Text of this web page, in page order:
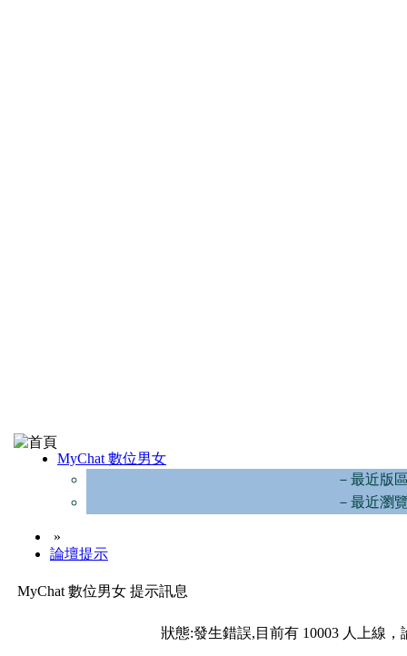
MyChat 數位男女
－最近版
－最近瀏
»
論壇提示
MyChat 數位男女 提示訊息
狀態:發生錯誤,目前有 10003 人上線